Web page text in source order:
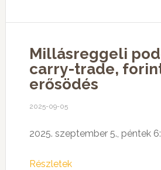
Millásreggeli
carry-trade,
erősödés
2025-09-05
2025. szeptember 5., péntek
Részletek